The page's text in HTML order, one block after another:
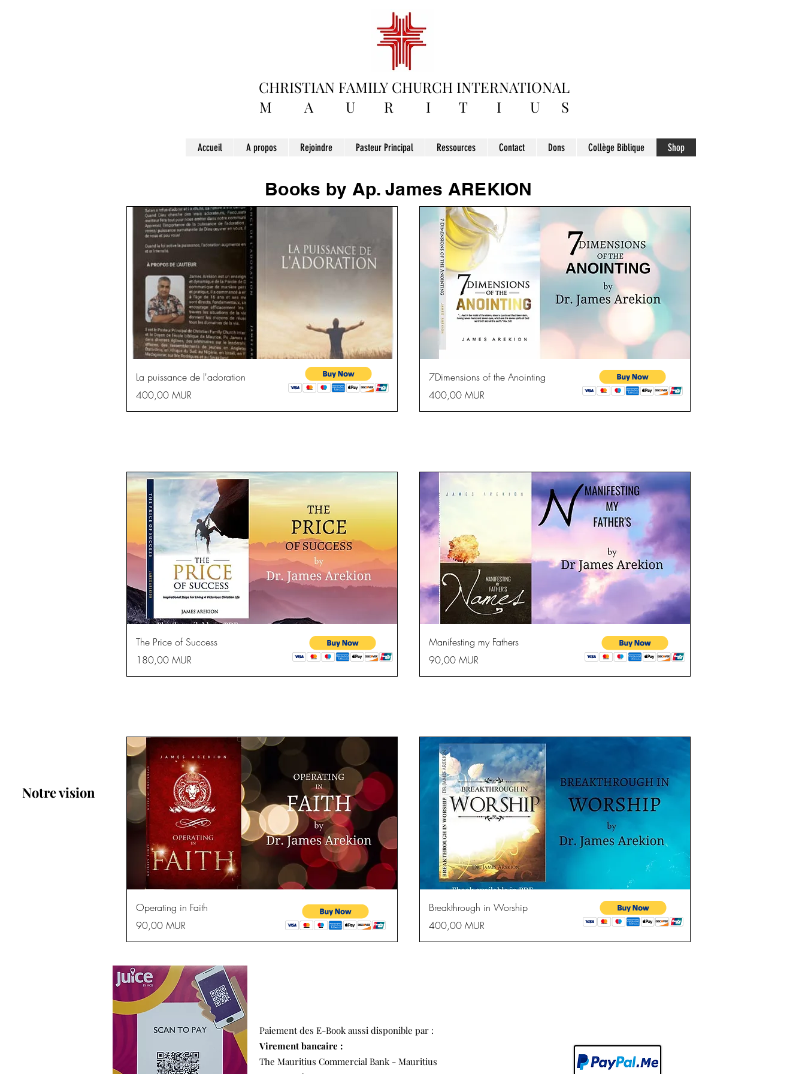
CHRISTIAN FAMILY CHURCH INTERNATIONAL
M A U R I T I U S
Accueil A propos Rejoindre Pasteur Principal Ressources Contact Dons Collège Biblique Shop
La puissance de l'adoration
Prix
400,00 MUR
Aperçu rapide
7Dimensions of the Anointing
Prix
400,00 MUR
The Price of Success
Prix
180,00 MUR
Manifesting my Fathers
Prix
90,00 MUR
Operating in Faith
Prix
90,00 MUR
Breakthrough in Worship
Prix
400,00 MUR
Notre vision
Paiement des E-Book aussi disponible par :
Virement bancaire :
The Mauritius Commercial Bank - Mauritius
Books by Ap. James AREKION